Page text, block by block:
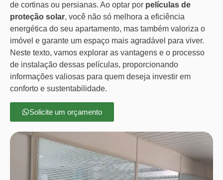
de cortinas ou persianas. Ao optar por películas de
proteção solar, você não só melhora a eficiência
energética do seu apartamento, mas também valoriza o
imóvel e garante um espaço mais agradável para viver.
Neste texto, vamos explorar as vantagens e o processo
de instalação dessas películas, proporcionando
informações valiosas para quem deseja investir em
conforto e sustentabilidade.
Solicite um orçamento